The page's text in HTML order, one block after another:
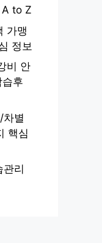
A to Z
가맹
정보
비 안
후
차별
핵심
리